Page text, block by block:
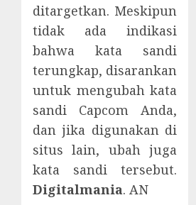
ditargetkan. Meskipun
tidak ada indikasi
bahwa kata sandi
terungkap, disarankan
untuk mengubah kata
sandi Capcom Anda,
dan jika digunakan di
situs lain, ubah juga
kata sandi tersebut.
Digitalmania. AN